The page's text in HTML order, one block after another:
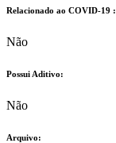
Relacionado ao COVID-19 :​
Não
Possui Aditivo:​
Não
Arquivo: